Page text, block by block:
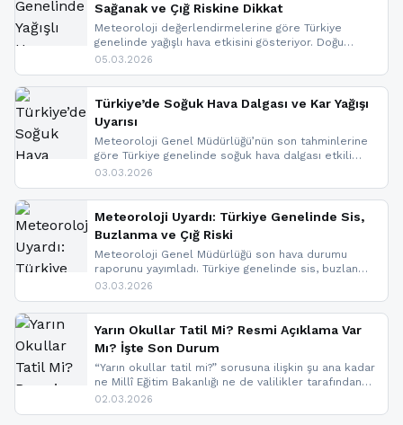
Sağanak ve Çığ Riskine Dikkat
Meteoroloji değerlendirmelerine göre Türkiye
genelinde yağışlı hava etkisini gösteriyor. Doğu
bölgelerinde kar yağışı beklenirken Marmara ve
ise çığ tehlikesi bulunuyor. İç kesimlerde sis ve pus
nedeniyle görüş mesafesinde azalma
yaşanabileceği belirtiliyor.
05.03.2026
Türkiye’de Soğuk Hava Dalgası ve Kar Yağışı
Uyarısı
Meteoroloji Genel Müdürlüğü’nün son tahminlerine
göre Türkiye genelinde soğuk hava dalgası etkili
oluyor. Birçok il için kar yağışı ve buzlanma uyarısı
03.03.2026
Meteoroloji Uyardı: Türkiye Genelinde Sis,
Buzlanma ve Çığ Riski
Meteoroloji Genel Müdürlüğü son hava durumu
raporunu yayımladı. Türkiye genelinde sis, buzlanma
ve don beklenirken Doğu Anadolu ve Doğu
yapıldı. İşte son dakika meteoroloji gelişmeleri.
03.03.2026
Yarın Okullar Tatil Mi? Resmi Açıklama Var
Mı? İşte Son Durum
“Yarın okullar tatil mi?” sorusuna ilişkin şu ana kadar
ne Millî Eğitim Bakanlığı ne de valilikler tarafından
yapılmış resmi bir tatil açıklaması bulunmamaktadır.
02.03.2026